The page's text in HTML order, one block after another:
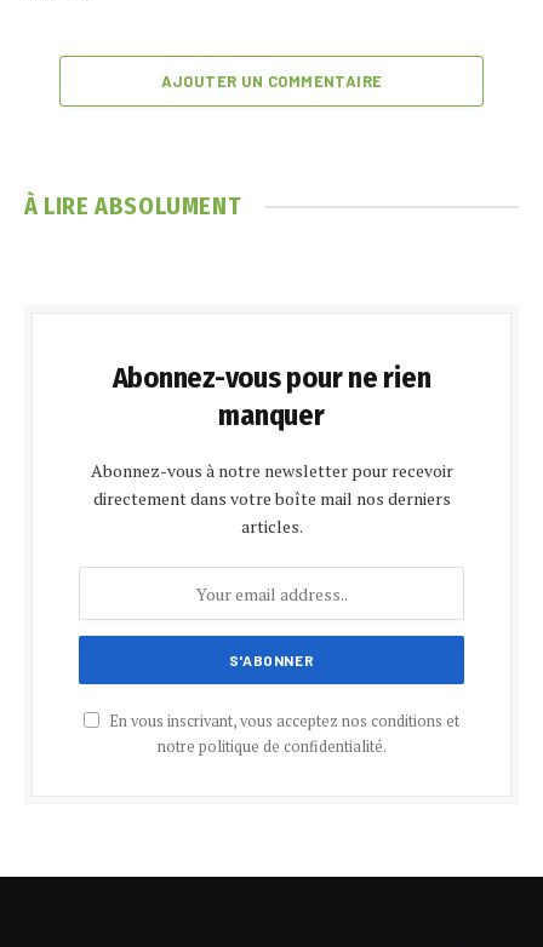
AJOUTER UN COMMENTAIRE
À LIRE ABSOLUMENT
Abonnez-vous pour ne rien
manquer
Abonnez-vous à notre newsletter pour recevoir
directement dans votre boîte mail nos derniers
articles.
En vous inscrivant, vous acceptez nos conditions et
notre politique de confidentialité.